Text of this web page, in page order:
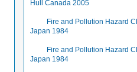
Hull Canada 2005
Fire and Pollution Hazard
Japan 1984
Fire and Pollution Hazard
Japan 1984